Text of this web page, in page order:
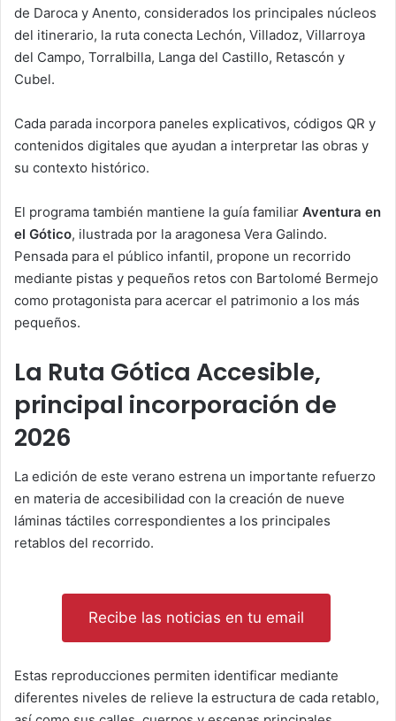
de Daroca y Anento, considerados los principales núcleos
del itinerario, la ruta conecta Lechón, Villadoz, Villarroya
del Campo, Torralbilla, Langa del Castillo, Retascón y
Cubel.
Cada parada incorpora paneles explicativos, códigos QR y
contenidos digitales que ayudan a interpretar las obras y
su contexto histórico.
El programa también mantiene la guía familiar Aventura en
el Gótico, ilustrada por la aragonesa Vera Galindo.
Pensada para el público infantil, propone un recorrido
mediante pistas y pequeños retos con Bartolomé Bermejo
como protagonista para acercar el patrimonio a los más
pequeños.
La Ruta Gótica Accesible,
principal incorporación de
2026
La edición de este verano estrena un importante refuerzo
en materia de accesibilidad con la creación de nueve
láminas táctiles correspondientes a los principales
retablos del recorrido.
Recibe las noticias en tu email
Estas reproducciones permiten identificar mediante
diferentes niveles de relieve la estructura de cada retablo,